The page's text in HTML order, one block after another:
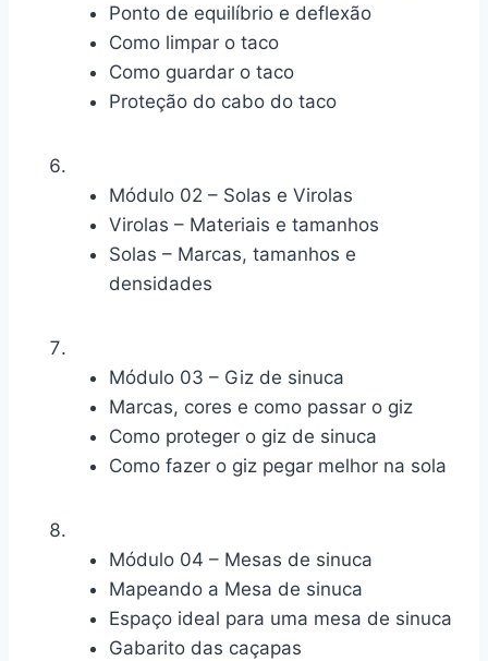
Ponto de equilíbrio e deflexão
Como limpar o taco
Como guardar o taco
Proteção do cabo do taco
Módulo 02 – Solas e Virolas
Virolas – Materiais e tamanhos
Solas – Marcas, tamanhos e
densidades
Módulo 03 – Giz de sinuca
Marcas, cores e como passar o giz
Como proteger o giz de sinuca
Como fazer o giz pegar melhor na sola
Módulo 04 – Mesas de sinuca
Mapeando a Mesa de sinuca
Espaço ideal para uma mesa de sinuca
Gabarito das caçapas